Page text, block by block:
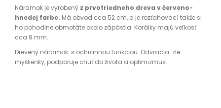
Náramok je vyrobený z prvotriedneho dreva v červeno-
hnedej farbe. Má obvod cca 52 cm, a je rozťahovací takže si
ho pohodlne obmotáte okolo zápästia. Korálky majú veľkosť
cca 8 mm.
Drevený náramok s ochrannou funkciou. Odvracia zlé
myšlienky, podporuje chuť do života a optimizmus.